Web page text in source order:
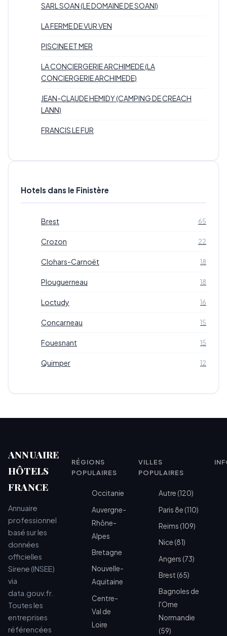
SARL SOAN (LE DOMAINE DE SOANI)
LA FERME DE VUR VEN
PISCINE ET MER
LA CONCIERGERIE ARCHIMEDE (LA
CONCIERGERIE ARCHIMEDE)
JEAN-CLAUDE HEMIDY (CAMPING DE CREACH
LANN)
FRANCIS LE FUR
Hotels dans le Finistère
Brest 65
Crozon 22
Clohars-Carnoët 18
Plouguerneau 18
Loctudy 16
Concarneau 15
Fouesnant 15
Quimper 12
ANNUAIRE
HÔTELS
FRANCE
Annuaire
professionnel
basé sur les
données
officielles
Sirene (INSEE)
via
data.gouv.fr.
Toutes les
entreprises
référencées
RÉGIONS
POPULAIRES
Occitanie
Auvergne-
Rhône-
Alpes
Bretagne
Nouvelle-
Aquitaine
Centre-
Val de
Loire
VILLES
POPULAIRES
Autre (120)
Paris 8e (110)
Reims (109)
Nice (81)
Angers (73)
Brest (65)
Bagnoles de
l'Orne
Normandie
(59)